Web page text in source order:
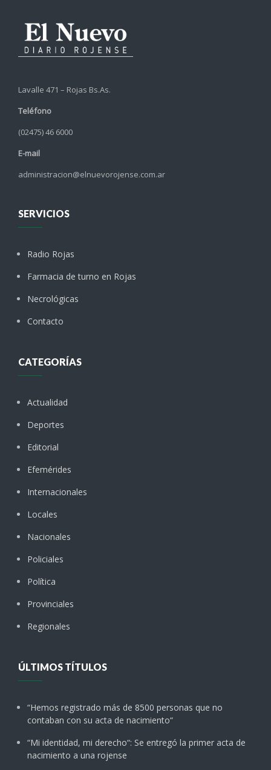
Lavalle 471 – Rojas Bs.As.
Teléfono
(02475) 46 6000
E-mail
administracion@elnuevorojense.com.ar
SERVICIOS
Radio Rojas
Farmacia de turno en Rojas
Necrológicas
Contacto
CATEGORÍAS
Actualidad
Deportes
Editorial
Efemérides
Internacionales
Locales
Nacionales
Policiales
Política
Provinciales
Regionales
ÚLTIMOS TÍTULOS
“Hemos registrado más de 8500 personas que no
contaban con su acta de nacimiento“
“Mi identidad, mi derecho“: Se entregó la primer acta de
nacimiento a una rojense